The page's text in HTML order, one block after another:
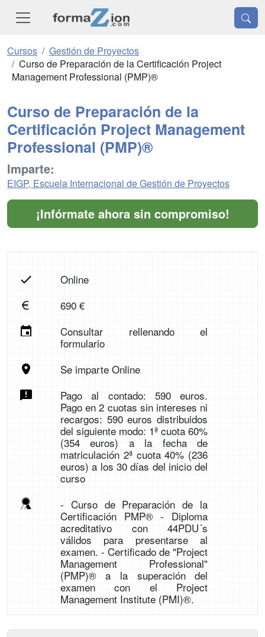
Cursos
Gestión de Proyectos
Curso de Preparación de la Certificación Project
Management Professional (PMP)®
Curso de Preparación de la
Certificación Project Management
Professional (PMP)®
Imparte:
EIGP, Escuela Internacional de Gestión de Proyectos
¡Infórmate ahora sin compromiso!
Online
690 €
Consultar rellenando el
formulario
Se imparte Online
Pago al contado: 590 euros.
Pago en 2 cuotas sin intereses ni
recargos: 590 euros distribuidos
del siguiente modo: 1ª cuota 60%
(354 euros) a la fecha de
matriculación 2ª cuota 40% (236
euros) a los 30 días del inicio del
curso
- Curso de Preparación de la
Certificación PMP® - Diploma
acreditativo con 44PDU´s
válidos para presentarse al
examen. - Certificado de "Project
Management Professional"
(PMP)® a la superación del
examen con el Project
Management Institute (PMI)®.